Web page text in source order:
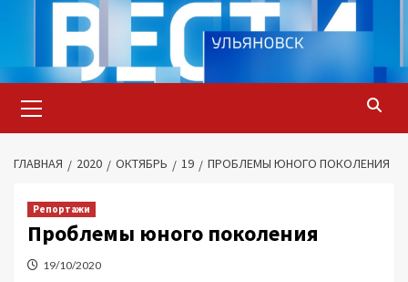
содержимому
меню
ГЛАВНАЯ 2020 ОКТЯБРЬ 19 ПРОБЛЕМЫ ЮНОГО ПОКОЛЕНИЯ
Репортажи
Проблемы юного поколения
19/10/2020